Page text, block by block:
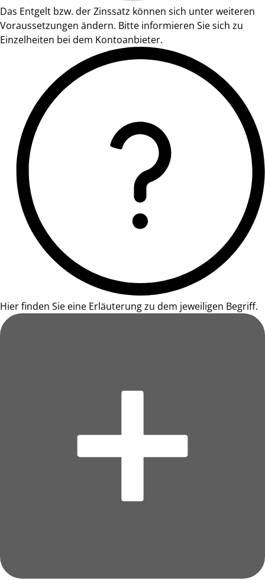
Das Entgelt bzw. der Zinssatz können sich unter weiteren
Voraussetzungen ändern. Bitte informieren Sie sich zu
Einzelheiten bei dem Kontoanbieter.
Hier finden Sie eine Erläuterung zu dem jeweiligen Begriff.